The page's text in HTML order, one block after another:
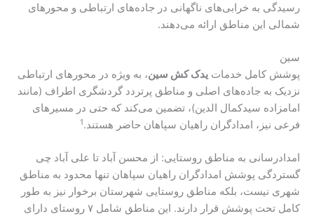
رسیدگی به خرابی‌های ناگهانی در جاده‌های ارتباطی و محورهای
شمالی این مناطق ارائه می‌دهند.
سین
پوشش کامل خدمات یدک کش سین، به ویژه در محورهای ارتباطی
نزدیک به جاده‌های اصلی و مناطق پرتردد گردشگری اطراف (مانند
امامزاده سیدکمال الدین)، تضمین می‌کند که حتی در مسیرهای
فرعی نیز، امدادگران راهیان سپاهان حاضر هستند.1
امدادرسانی به مناطق روستایی: از محسن آباد تا علی آباد چی
گستردگی پوشش امدادگران راهیان سپاهان تنها محدود به مناطق
شهری نیست، بلکه مناطق روستایی شهرستان برخوار نیز به طور
کامل تحت پوشش قرار دارند. این مناطق شامل ۷ روستای دارای